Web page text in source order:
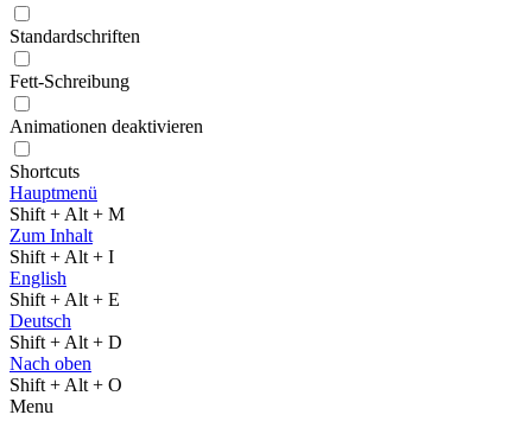
Standardschriften
Fett-Schreibung
Animationen deaktivieren
Shortcuts
Hauptmenü
Shift + Alt + M
Zum Inhalt
Shift + Alt + I
English
Shift + Alt + E
Deutsch
Shift + Alt + D
Nach oben
Shift + Alt + O
Menu